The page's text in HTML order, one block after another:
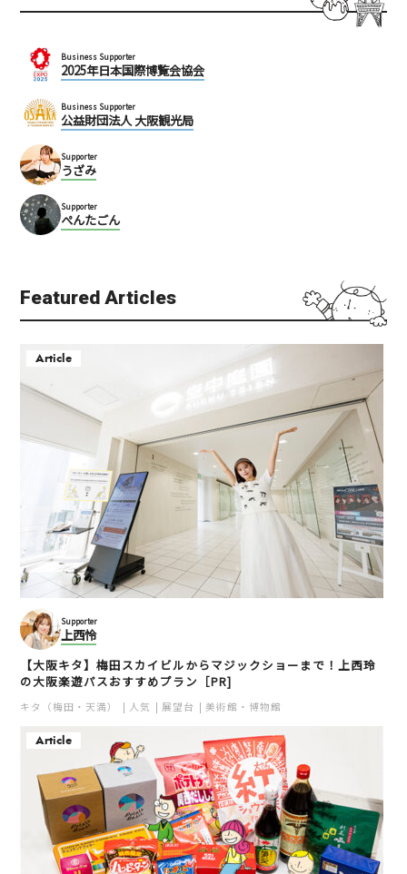
Business Supporter
2025年日本国際博覧会協会
Business Supporter
公益財団法人 大阪観光局
Supporter
うざみ
Supporter
ぺんたごん
Featured Articles
Article
Supporter
上西怜
【大阪キタ】梅田スカイビルからマジックショーまで！上西玲
の大阪楽遊パスおすすめプラン［PR]
キタ（梅田・天満） 人気 展望台 美術館・博物館
Article